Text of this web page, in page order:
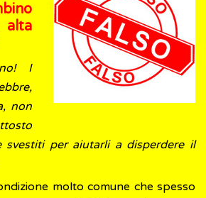
I
non
svestiti per aiutarli a disperdere il
molto comune che spesso